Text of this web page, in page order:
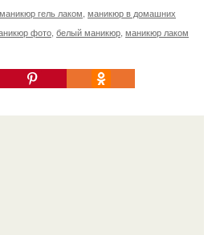
маникюр гель лаком маникюр в домашних
фото белый маникюр маникюр лаком